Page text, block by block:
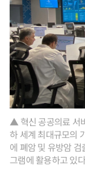
▲ 혁신 공공의료 서
하 세계 최대규모의
에 폐암 및 유방암
그램에 활용하고 있